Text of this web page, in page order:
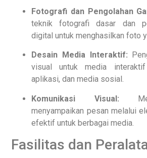
Fotografi dan Pengolahan
teknik fotografi dasar dan
digital untuk menghasilkan foto
Desain Media Interaktif:
visual untuk media
aplikasi, dan media sosial.
Komunikasi Visual:
menyampaikan pesan melalui
efektif untuk berbagai media.
Fasilitas dan